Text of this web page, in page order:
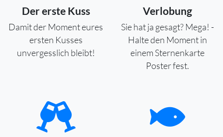
Der erste Kuss
Damit der Moment eures
ersten Kusses
unvergesslich bleibt!
Verlobung
Sie hat ja gesagt? Mega! -
Halte den Moment in
einem Sternenkarte
Poster fest.